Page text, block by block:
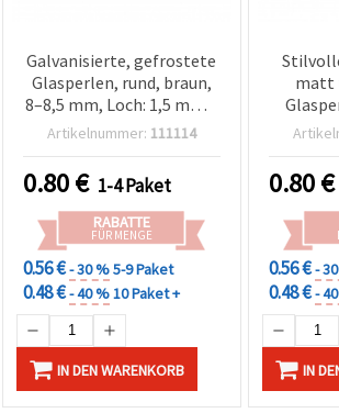
Galvanisierte, gefrostete
Glasperlen, rund, braun,
8–8,5 mm, Loch: 1,5 mm –
5 Stück
Artikelnummer: 111114
0.80€ 1-4 Paket
RABATTE
FÜR MENGE
0.56 €- 30 %5-9 Paket
0.48 €- 40 %10 Paket +
IN DEN WARENKORB
matt
0.80€
0.56 €-
0.48 €-
IN